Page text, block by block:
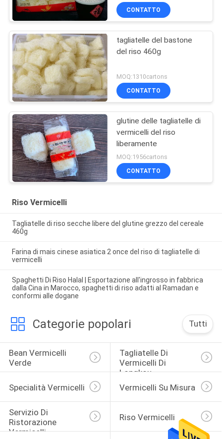
CONTATTO
tagliatelle del bastone
del riso 460g
MOQ:1310cartons
CONTATTO
glutine delle tagliatelle di
vermicelli del riso
liberamente
MOQ:1956cartons
CONTATTO
Riso Vermicelli
Tagliatelle di riso secche libere del glutine grezzo del cereale
460g
Farina di mais cinese asiatica 2 once del riso di tagliatelle di
vermicelli
Spaghetti Di Riso Halal | Esportazione all'ingrosso in fabbrica
dalla Cina in Marocco, spaghetti di riso adatti al Ramadan e
conformi alle dogane
Categorie popolari Tutti
Bean Vermicelli
Verde
Tagliatelle Di
Vermicelli Di
Longkou
Specialità Vermicelli
Vermicelli Su Misura
Servizio Di
Ristorazione
Vermicelli
Riso Vermicelli